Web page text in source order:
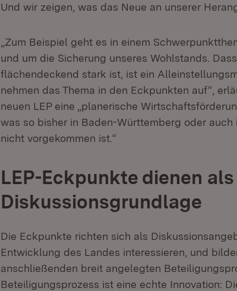
Und wir zeigen, was das Neue an unserer
„Zum Beispiel geht es in einem
und um die Sicherung unseres Wohlstands.
flächendeckend stark ist, ist ein
nehmen das Thema in den Eckpunkten auf“,
neuen LEP eine „planerische
was so bisher in Baden-Württemberg oder
nicht vorgekommen ist.“
LEP-Eckpunkte dienen als
Diskussionsgrundlage
Die Eckpunkte richten sich als
Entwicklung des Landes interessieren, und
anschließenden breit angelegten
Beteiligungsprozess ist eine echte Innovation: